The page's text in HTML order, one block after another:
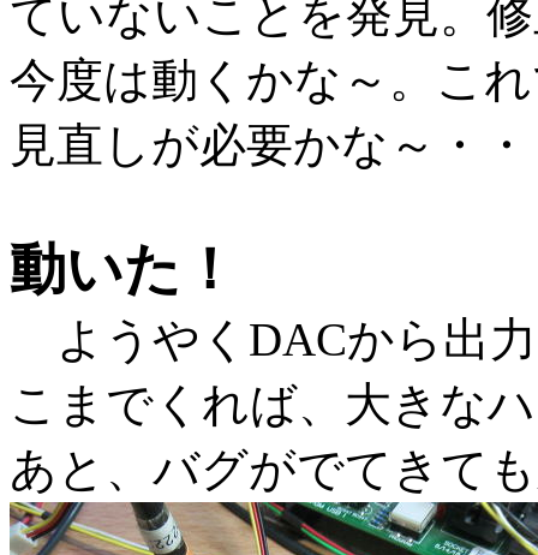
ていないことを発見。
今度は動くかな～。こ
見直しが必要かな～・
動いた！
ようやくDACから出
こまでくれば、大きな
あと、バグがでてきて